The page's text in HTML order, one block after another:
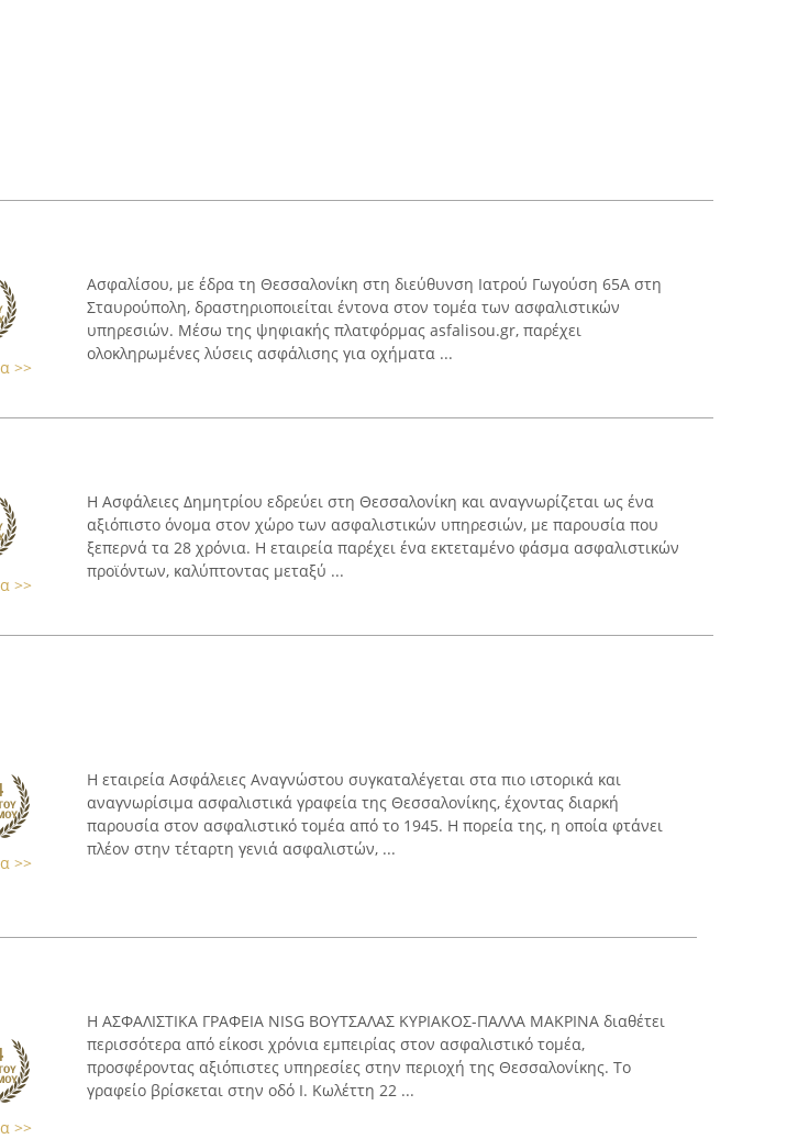
>>
Ασφαλίσου, με έδρα τη Θεσσαλονίκη στη διεύθυνση Ιατρού Γωγούση 65Α στη
Σταυρούπολη, δραστηριοποιείται έντονα στον τομέα των ασφαλιστικών
υπηρεσιών. Μέσω της ψηφιακής πλατφόρμας asfalisou.gr, παρέχει
ολοκληρωμένες λύσεις ασφάλισης για οχήματα ...
>>
Η Ασφάλειες Δημητρίου εδρεύει στη Θεσσαλονίκη και αναγνωρίζεται ως ένα
αξιόπιστο όνομα στον χώρο των ασφαλιστικών υπηρεσιών, με παρουσία που
ξεπερνά τα 28 χρόνια. Η εταιρεία παρέχει ένα εκτεταμένο φάσμα ασφαλιστικών
προϊόντων, καλύπτοντας μεταξύ ...
>>
Η εταιρεία Ασφάλειες Αναγνώστου συγκαταλέγεται στα πιο ιστορικά και
αναγνωρίσιμα ασφαλιστικά γραφεία της Θεσσαλονίκης, έχοντας διαρκή
παρουσία στον ασφαλιστικό τομέα από το 1945. Η πορεία της, η οποία φτάνει
πλέον στην τέταρτη γενιά ασφαλιστών, ...
>>
Η ΑΣΦΑΛΙΣΤΙΚΑ ΓΡΑΦΕΙΑ NISG ΒΟΥΤΣΑΛΑΣ ΚΥΡΙΑΚΟΣ-ΠΑΛΛΑ ΜΑΚΡΙΝΑ διαθέτει
περισσότερα από είκοσι χρόνια εμπειρίας στον ασφαλιστικό τομέα,
προσφέροντας αξιόπιστες υπηρεσίες στην περιοχή της Θεσσαλονίκης. Το
γραφείο βρίσκεται στην οδό Ι. Κωλέττη 22 ...